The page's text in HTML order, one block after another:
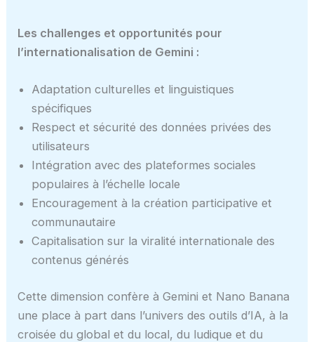
Les challenges et opportunités pour
l’internationalisation de Gemini :
Adaptation culturelles et linguistiques
spécifiques
Respect et sécurité des données privées des
utilisateurs
Intégration avec des plateformes sociales
populaires à l’échelle locale
Encouragement à la création participative et
communautaire
Capitalisation sur la viralité internationale des
contenus générés
Cette dimension confère à Gemini et Nano Banana
une place à part dans l’univers des outils d’IA, à la
croisée du global et du local, du ludique et du